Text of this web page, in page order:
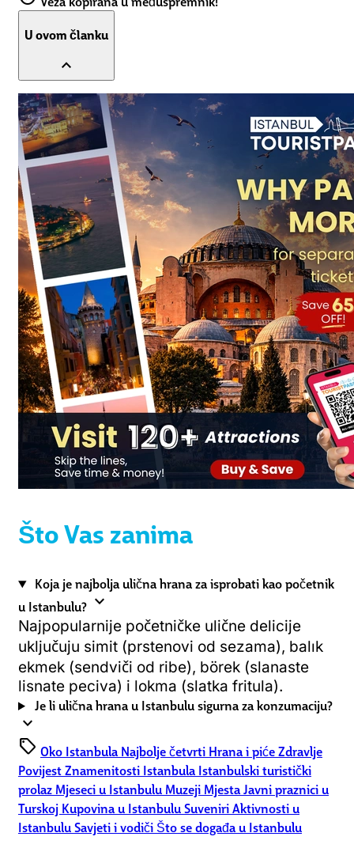
U ovom članku
expand_less
Što Vas zanima
Koja je najbolja ulična hrana za isprobati kao početnik
u Istanbulu? expand_more
Najpopularnije početničke ulične delicije
uključuju simit (prstenovi od sezama), balık
ekmek (sendviči od ribe), börek (slanaste
lisnate peciva) i lokma (slatka fritula).
Je li ulična hrana u Istanbulu sigurna za konzumaciju?
expand_more
sell Oko Istanbula Najbolje četvrti Hrana i pićeZdravlje
PovijestZnamenitosti Istanbula Istanbulski turistički
prolaz Mjeseci u Istanbulu Muzeji MjestaJavni praznici u
Turskoj Kupovina u IstanbuluSuveniriAktivnosti u
IstanbuluSavjeti i vodiči Što se događa u Istanbulu